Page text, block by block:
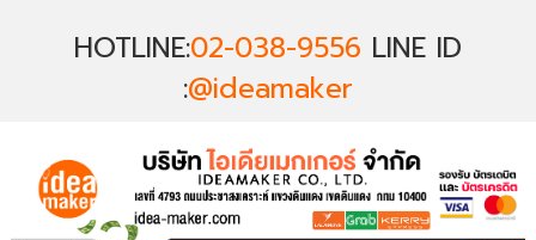
HOTLINE:02-038-9556 LINE ID
:@ideamaker